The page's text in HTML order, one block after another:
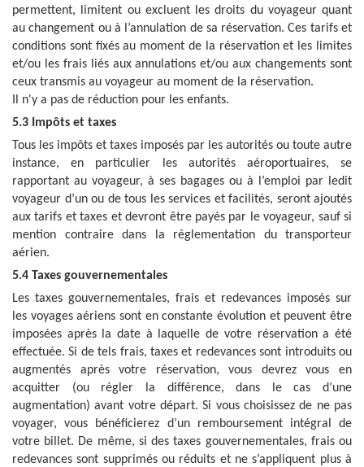
permettent, limitent ou excluent les droits du voyageur quant
au changement ou à l’annulation de sa réservation. Ces tarifs et
conditions sont fixés au moment de la réservation et les limites
et/ou les frais liés aux annulations et/ou aux changements sont
ceux transmis au voyageur au moment de la réservation.
Il n'y a pas de réduction pour les enfants.
5.3 Impôts et taxes
Tous les impôts et taxes imposés par les autorités ou toute autre
instance, en particulier les autorités aéroportuaires, se
rapportant au voyageur, à ses bagages ou à l’emploi par ledit
voyageur d’un ou de tous les services et facilités, seront ajoutés
aux tarifs et taxes et devront être payés par le voyageur, sauf si
mention contraire dans la réglementation du transporteur
aérien.
5.4 Taxes gouvernementales
Les taxes gouvernementales, frais et redevances imposés sur
les voyages aériens sont en constante évolution et peuvent être
imposées après la date à laquelle de votre réservation a été
effectuée. Si de tels frais, taxes et redevances sont introduits ou
augmentés après votre réservation, vous devrez vous en
acquitter (ou régler la différence, dans le cas d’une
augmentation) avant votre départ. Si vous choisissez de ne pas
voyager, vous bénéficierez d’un remboursement intégral de
votre billet. De même, si des taxes gouvernementales, frais ou
redevances sont supprimés ou réduits et ne s’appliquent plus à